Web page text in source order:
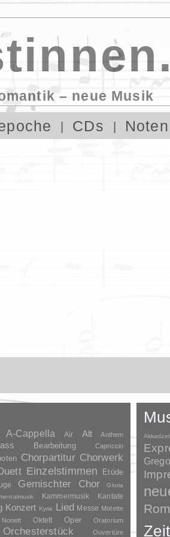
– neue Musik
CDs Noten
A-Cappella Air Alt Anthem
Bearbeitung Capriccio
Chorpartitur Chorwerk
Einzelstimmen Etüde
Gemischter Chor Gloria
Kammermusik Kantate
Konzert Kyrie Lied Messe Motette
Nonett Oktett Oper Oratorium
Orchesterstück Ouvertüre